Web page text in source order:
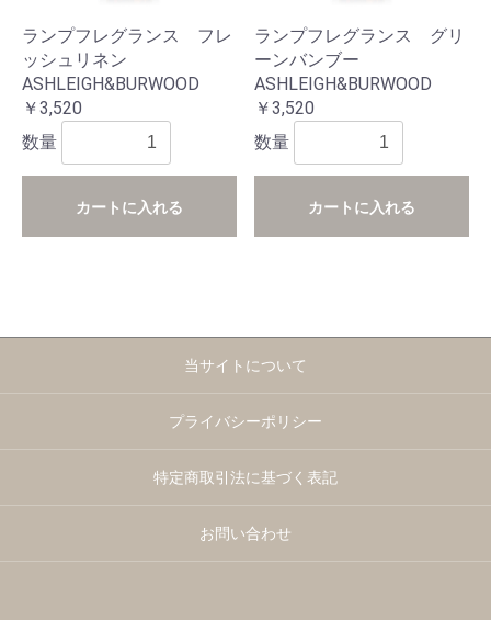
ランプフレグランス フレ
ッシュリネン
ASHLEIGH&BURWOOD
￥3,520
数量
カートに入れる
ランプフレグランス グリ
ーンバンブー
ASHLEIGH&BURWOOD
￥3,520
数量
カートに入れる
当サイトについて
プライバシーポリシー
特定商取引法に基づく表記
お問い合わせ